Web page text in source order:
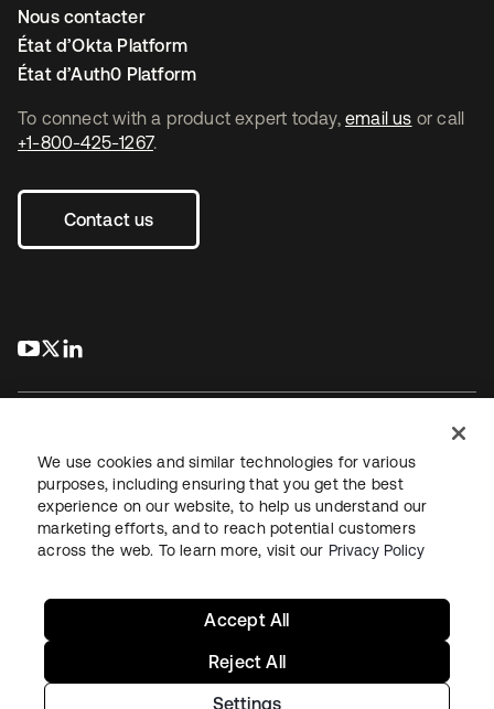
To connect with a product expert today, email us or call
+1-800-425-1267.
Contact us
s’ouvre dans un nouvel onglet
s’ouvre dans un nouvel onglet
Nous contacter
État d’Okta Platform
État d’Auth0 Platform
JuridiquePolitique de confidentialité
Conditions d’utilisation du siteSécuritéPlan du site
Paramètres des cookies
We use cookies and similar technologies for various
purposes, including ensuring that you get the best
experience on our website, to help us understand our
marketing efforts, and to reach potential customers
across the web. To learn more, visit our Privacy Policy
Settings
Reject All
Accept All